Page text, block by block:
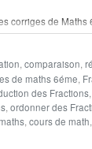
corriges de
et Ordonner et
, comparaison,
de maths 6éme,
des Fractions,
, ordonner des
, cours de math,